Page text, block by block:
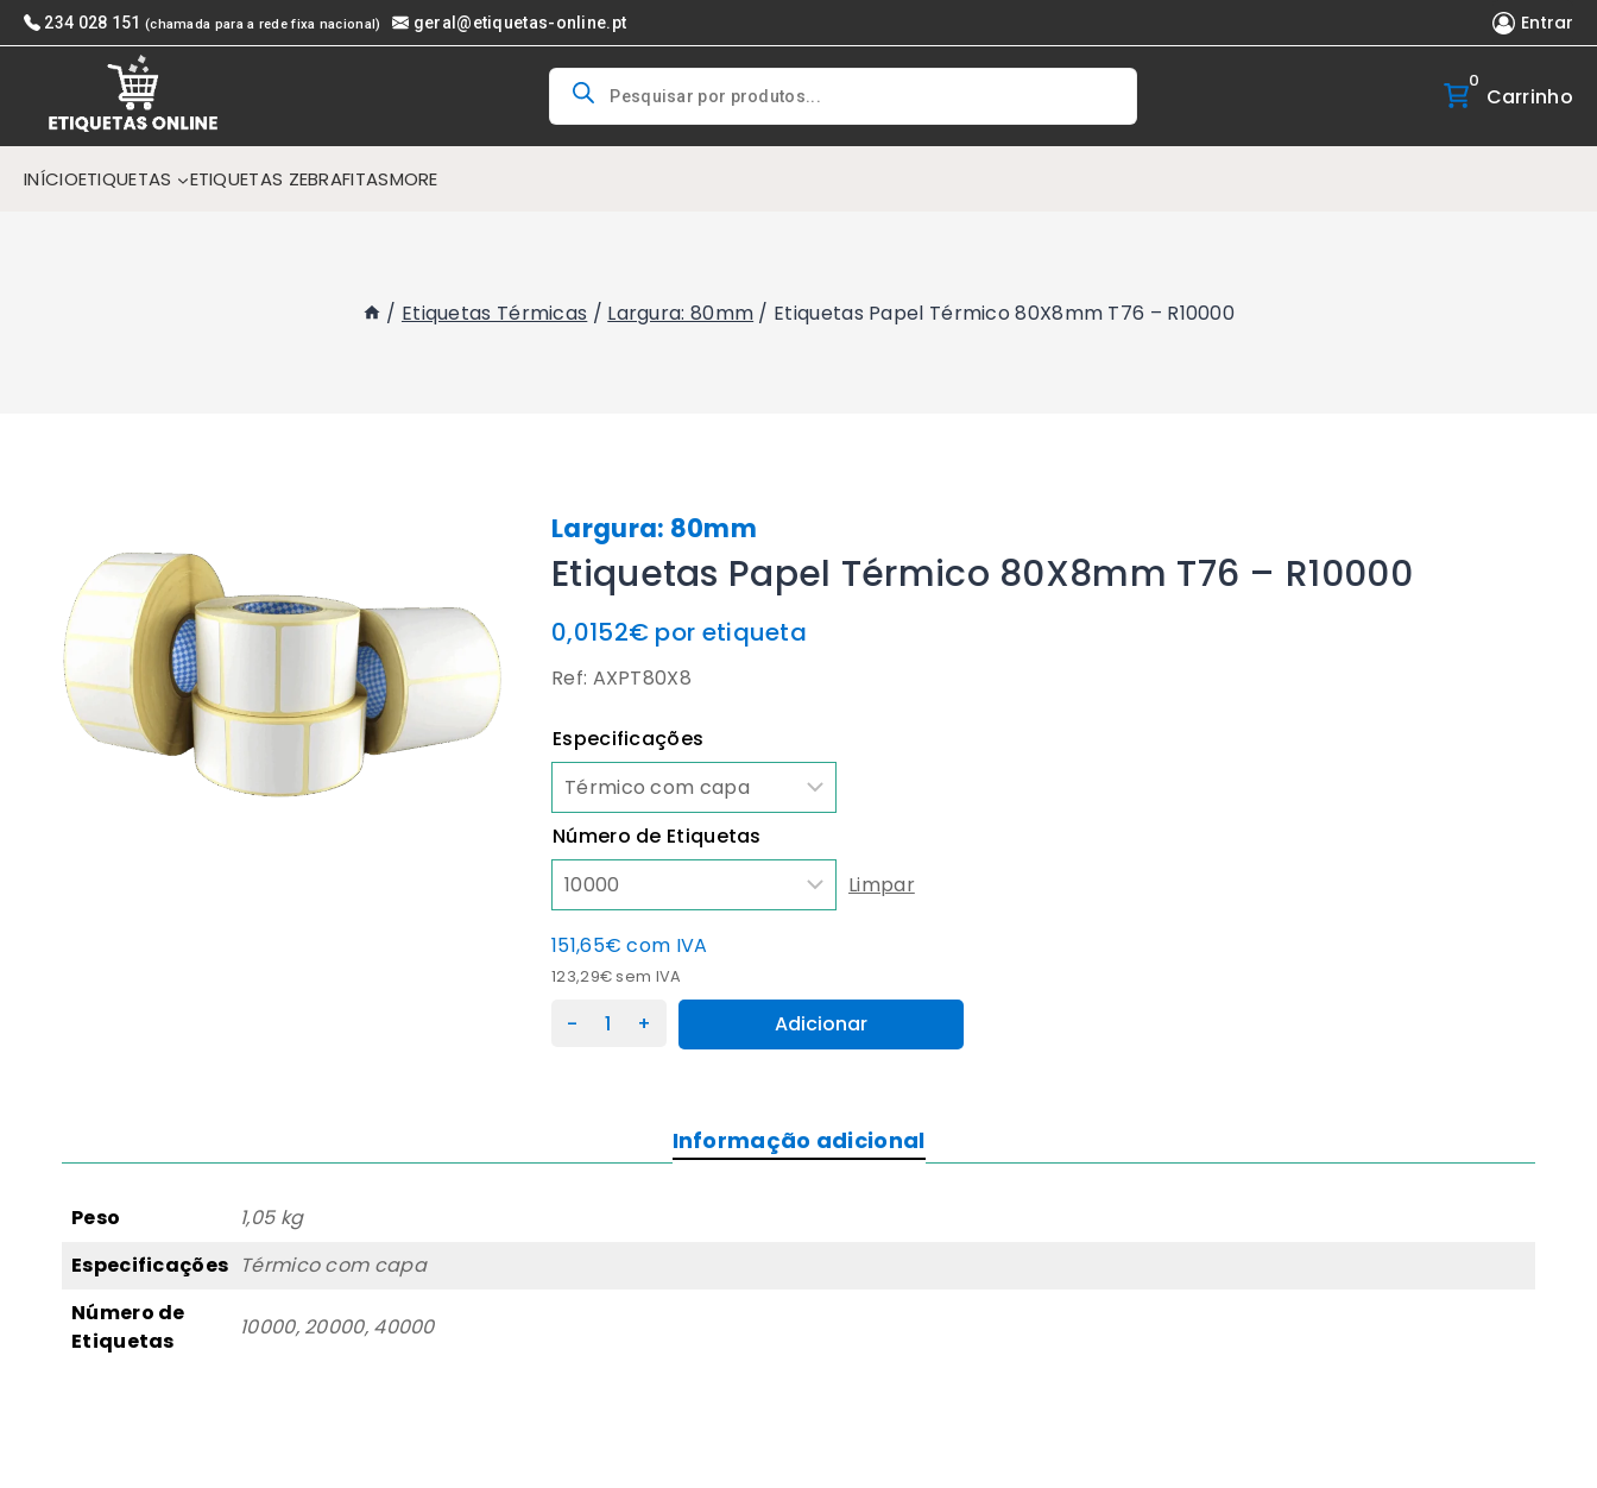
Skip
to
234 028 151 (chamada para a rede fixa nacional) geral@etiquetas-online.pt Entrar
Products
search
0
Carrinho
INÍCIOETIQUETAS ETIQUETAS ZEBRAFITASMORE
/ Etiquetas Térmicas / Largura: 80mm / Etiquetas Papel Térmico 80X8mm T76 – R10000
Largura: 80mm
Etiquetas Papel Térmico 80X8mm T76 – R10000
0,0152€ por etiqueta
Ref: AXPT80X8
Especificações
Número de Etiquetas
Limpar
151,65€ com IVA
123,29€sem IVA
Quantidade
80X8mm
Adicionar
Informação adicional
Peso
1,05 kg
Especificações Térmico com capa
Número de
Etiquetas
10000, 20000, 40000